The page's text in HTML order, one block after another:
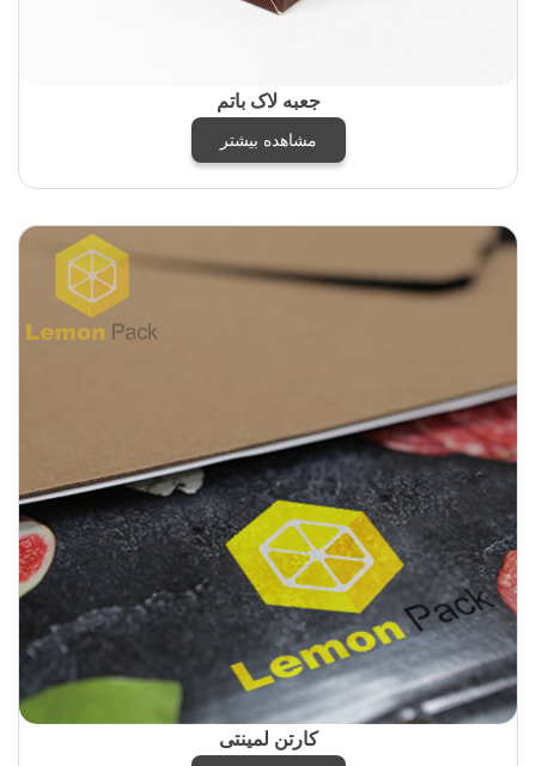
جعبه لاک باتم
مشاهده بیشتر
کارتن لمینتی